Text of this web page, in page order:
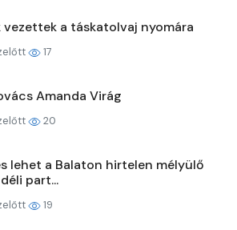
vezettek a táskatolvaj nyomára
17
Amanda Virág
20
lehet a Balaton hirtelen mélyülő
part...
19